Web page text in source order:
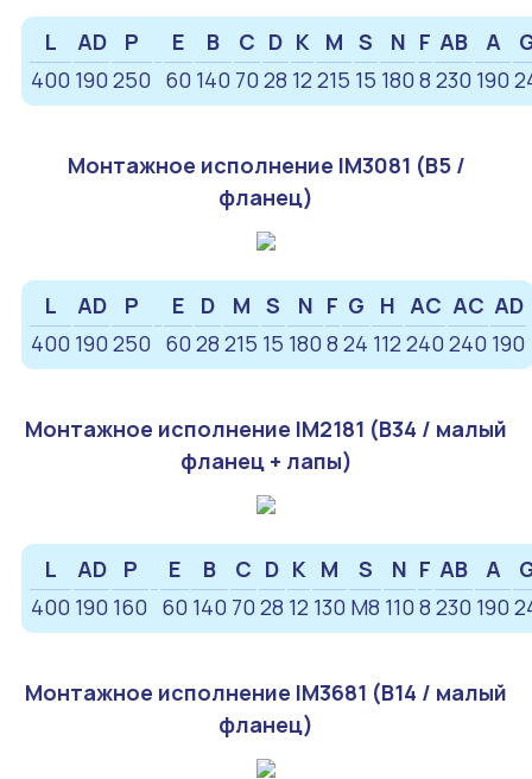
L AD P E B C D K M S N F AB A
400 190 250 60 140 70 28 12 215 15 180 8 230 190
Монтажное исполнение IM3081 (B5 /
фланец)
L AD P E D M S N F G H AC AC AD
400 190 250 60 28 215 15 180 8 24 112 240 240 190
Монтажное исполнение IM2181 (B34 / малый
фланец + лапы)
L AD P E B C D K M S N F AB A
400 190 160 60 140 70 28 12 130 М8 110 8 230 190
Монтажное исполнение IM3681 (B14 / малый
фланец)